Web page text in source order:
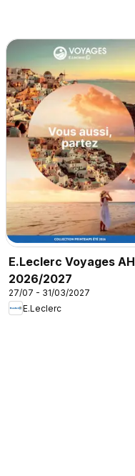
E.Leclerc Voyages AH
2026/2027
27/07 - 31/03/2027
E.Leclerc